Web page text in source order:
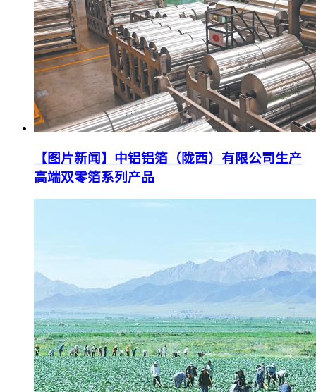
【图片新闻】中铝铝箔（陇西）有限公司生产
高端双零箔系列产品